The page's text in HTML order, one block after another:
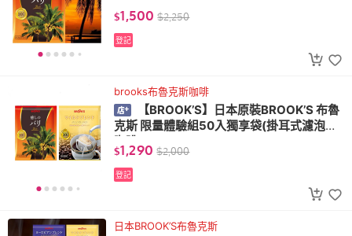
$1,500 $2,250
登記
brooks布魯克斯咖啡
【BROOK’S】日本原裝BROOK’S 布魯
克斯 限量體驗組50入獨享袋(掛耳式濾泡黑
咖啡)
$1,290 $2,000
登記
日本BROOK’S布魯克斯